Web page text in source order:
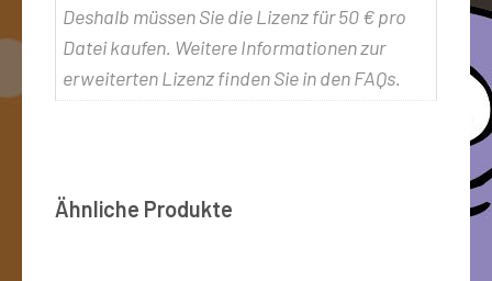
Deshalb müssen Sie die Lizenz für 50 € pro
Datei kaufen. Weitere Informationen zur
erweiterten Lizenz finden Sie in den FAQs.
Ähnliche Produkte